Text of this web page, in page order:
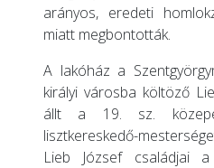
arányos, eredeti
miatt megbontották.
A lakóház a
királyi városba költöző
állt a 19. sz.
lisztkereskedő-
Lieb József családjai